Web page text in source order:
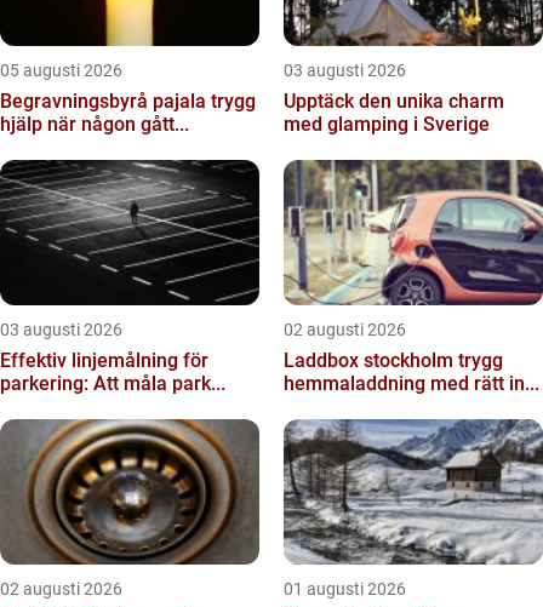
05 augusti 2026
Begravningsbyrå pajala trygg
hjälp när någon gått...
03 augusti 2026
Upptäck den unika charm
med glamping i Sverige
03 augusti 2026
Effektiv linjemålning för
parkering: Att måla park...
02 augusti 2026
Laddbox stockholm trygg
hemmaladdning med rätt in...
02 augusti 2026 01 augusti 2026